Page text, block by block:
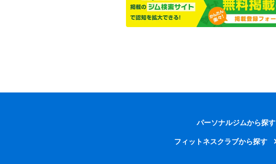
パーソナルジムから探す
フィットネスクラブから探す